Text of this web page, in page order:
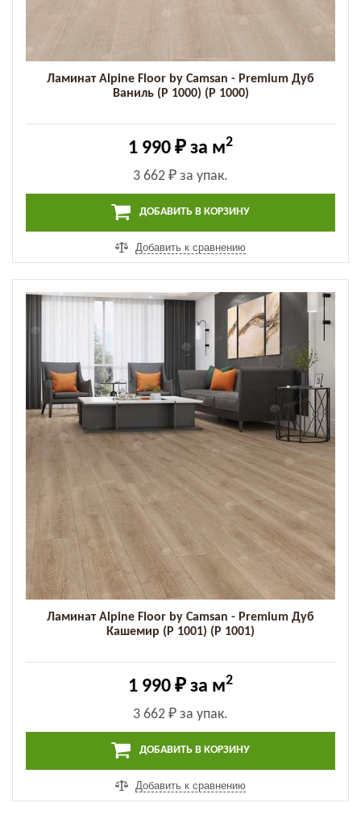
Ламинат Alpine Floor by Camsan - Premium Дуб
Ваниль (P 1000) (P 1000)
1 990 ₽ за м2
3 662 ₽ за упак.
ДОБАВИТЬ В КОРЗИНУ
Добавить к сравнению
Ламинат Alpine Floor by Camsan - Premium Дуб
Кашемир (P 1001) (P 1001)
1 990 ₽ за м2
3 662 ₽ за упак.
ДОБАВИТЬ В КОРЗИНУ
Добавить к сравнению